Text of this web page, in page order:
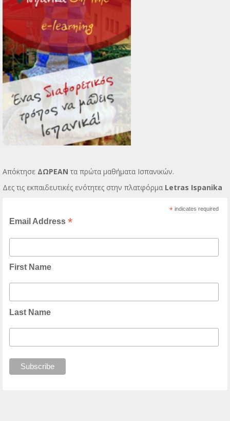
Απόκτησε ΔΩΡΕΑΝ τα πρώτα μαθήματα Ισπανικών.
Δες τις εκπαιδευτικές ενότητες στην πλατφόρμα Letras Ispanika
* indicates required
Email Address*
First Name
Last Name